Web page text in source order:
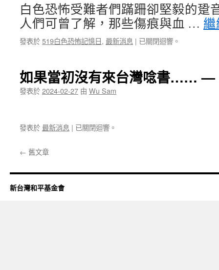
白色恐怖受難者們蹣跚卻堅毅的跫
人們可曾了解，那些傷痕與血 …
發表於519白色恐怖記憶日, 最新消息 | 已關閉迴響。
如果當初沒有來台灣唸書…… —
發表於2024-02-27 由 Wu Sam
發表於 最新消息 | 已關閉迴響。
← 舊文章
新台灣和平基金會